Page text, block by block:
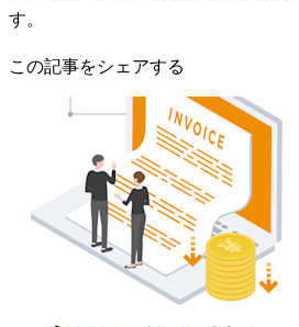
す。
この記事をシェアする